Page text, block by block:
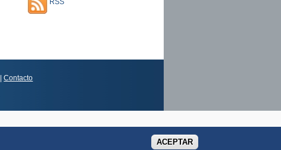
RSS
|Contacto
ACEPTAR